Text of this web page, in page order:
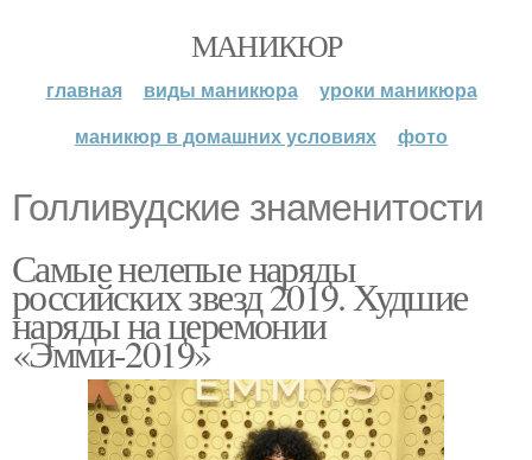
МАНИКЮР
главная виды маникюра
уроки маникюра
маникюр в домашних условиях
фото
Голливудские знаменитости
Самые нелепые наряды
российских звезд 2019. Худшие
наряды на церемонии
«Эмми-2019»